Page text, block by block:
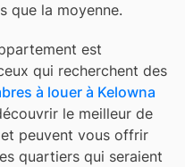
que la moyenne.
est
qui recherchent des
à louer à Kelowna
le meilleur de
peuvent vous offrir
quartiers qui seraient